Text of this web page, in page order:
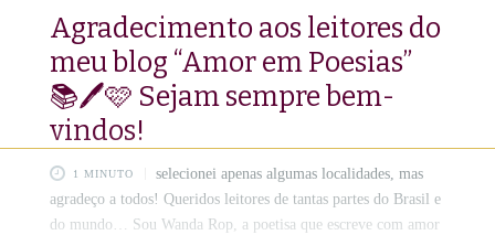
Agradecimento aos leitores do
meu blog “Amor em Poesias”
📚🖊️🩷 Sejam sempre bem-
vindos!
1 MINUTO
selecionei apenas algumas localidades, mas
agradeço a todos! Queridos leitores de tantas partes do Brasil e
do mundo… Sou Wanda Rop, a poetisa que escreve com amor